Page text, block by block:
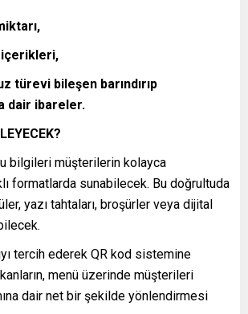
içerikleri,
türevi bileşen barındırıp
dair ibareler.
bilgileri müşterilerin kolayca
formatlarda sunabilecek. Bu doğrultuda
yazı tahtaları, broşürler veya dijital
tercih ederek QR kod sistemine
menü üzerinde müşterileri
dair net bir şekilde yönlendirmesi